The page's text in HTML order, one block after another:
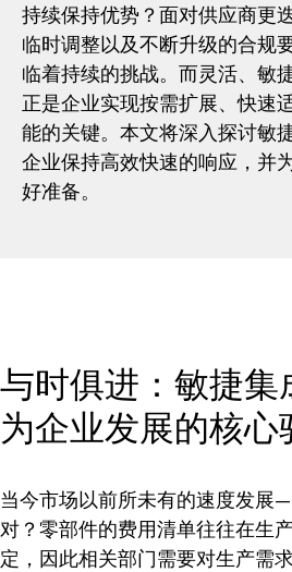
持续保持优势？面对供应商更
临时调整以及不断升级的合规
临着持续的挑战。而灵活、敏
正是企业实现按需扩展、快速
能的关键。本文将深入探讨敏
企业保持高效快速的响应，并
好准备。
与时俱进：敏捷集
为企业发展的核心
当今市场以前所未有的速度发展
对？零部件的费用清单往往在生
定，因此相关部门需要对生产需